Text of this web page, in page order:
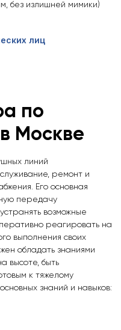
без излишней мимики)
лиц
по
в Москве
линий
ремонт и
Его основная
передачу
возможные
реагировать на
выполнения своих
обладать знаниями
высоте, быть
к тяжелому
знаний и навыков: